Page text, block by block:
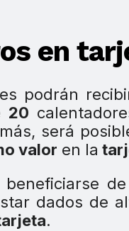
en
podrán
20
será
valor en la
dados de
.